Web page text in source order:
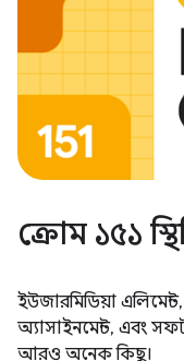
ক্রোম ১৫১
ইউজারমিডিয়া
অ্যাসাইনমেন্ট, এবং
আরও অনেক কিছু।